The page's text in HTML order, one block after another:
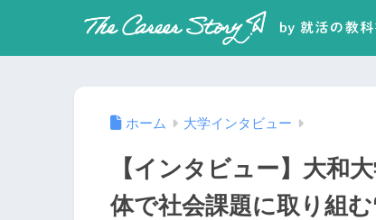
ホーム 大学インタビュー
【インタビュー】大和
体で社会課題に取り組